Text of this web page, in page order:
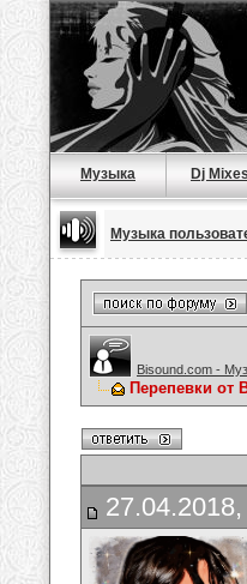
Музыка Dj Mixes
Музыка
Bisound.com -
Перепевки от